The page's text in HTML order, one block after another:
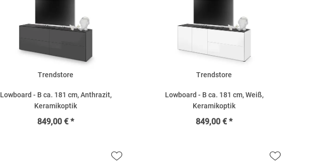
Trendstore
Lowboard - B ca. 181 cm, Anthrazit,
Keramikoptik
849,00 € *
Trendstore
Lowboard - B ca. 181 cm, Weiß,
Keramikoptik
849,00 € *